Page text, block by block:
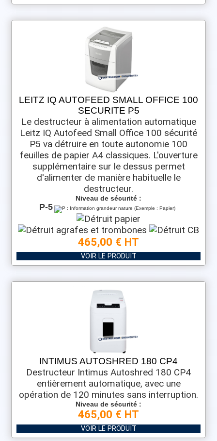
LEITZ IQ AUTOFEED SMALL OFFICE 100
SECURITE P5
Le destructeur à alimentation automatique
Leitz IQ Autofeed Small Office 100 sécurité
P5 va détruire en toute autonomie 100
feuilles de papier A4 classiques. L'ouverture
supplémentaire sur le dessus permet
d'alimenter de manière habituelle le
destructeur.
Niveau de sécurité :
P-5
465,00 € HT
VOIR LE PRODUIT
INTIMUS AUTOSHRED 180 CP4
Destructeur Intimus Autoshred 180 CP4
entièrement automatique, avec une
opération de 120 minutes sans interruption.
Niveau de sécurité :
465,00 € HT
VOIR LE PRODUIT